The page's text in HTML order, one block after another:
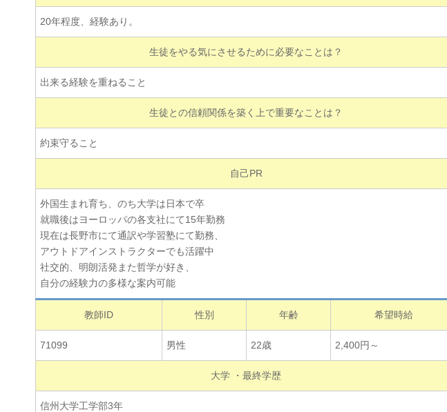
20年程度、経験あり。
生徒をやる気にさせるために必要なことは？
出来る経験を重ねること
生徒との信頼関係を築く上で重要なことは？
約束守ること
自己PR
外国生まれ育ち、のち大学は日本で卒
就職後はヨーロッパの各支社にて15年勤務
現在は長野市にて通訳や学習塾にて勤務、
アウトドアインストラクターでも活躍中
社交的、明朗活発また哲学が好き、
自分の経験力の多様な案内可能
教師ID 性別 年齢 希望時給
71099 男性 22歳 2,400円～
大学 ・最終学歴
信州大学工学部3年